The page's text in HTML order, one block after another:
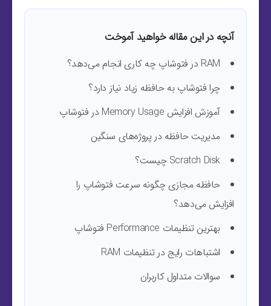
آنچه در این مقاله خواهید آموخت
RAM در فتوشاپ چه کاری انجام می‌دهد؟
چرا فتوشاپ به حافظه زیاد نیاز دارد؟
آموزش افزایش Memory Usage در فتوشاپ
مدیریت حافظه در پروژه‌های سنگین
Scratch Disk چیست؟
حافظه مجازی چگونه سرعت فتوشاپ را
افزایش می‌دهد؟
بهترین تنظیمات Performance فتوشاپ
اشتباهات رایج در تنظیمات RAM
سوالات متداول کاربران